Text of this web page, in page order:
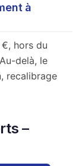
à
hors du
delà, le
recalibrage
–